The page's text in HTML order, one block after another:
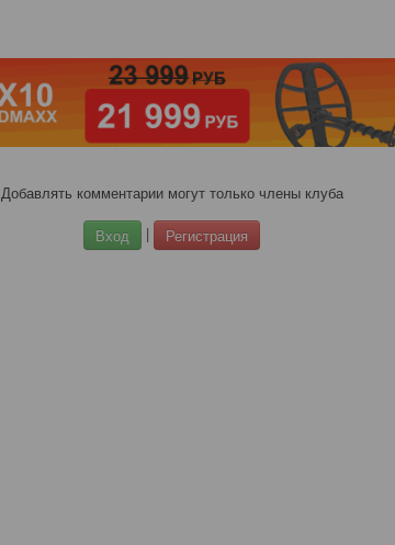
Добавлять комментарии могут только члены клуба
Вход | Регистрация